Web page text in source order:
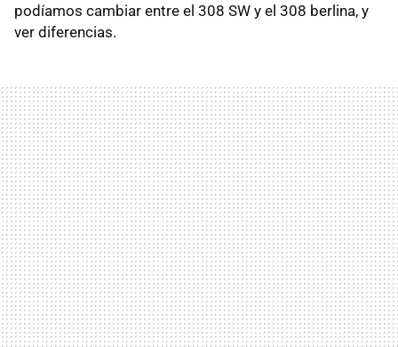
podíamos cambiar entre el 308 SW y el 308 berlina, y
ver diferencias.